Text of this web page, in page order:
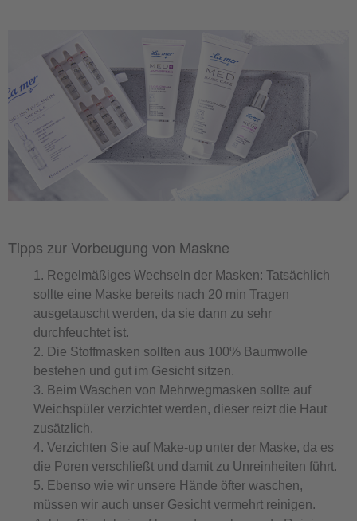
Tipps zur Vorbeugung von Maskne
Regelmäßiges Wechseln der Masken: Tatsächlich
sollte eine Maske bereits nach 20 min Tragen
ausgetauscht werden, da sie dann zu sehr
durchfeuchtet ist.
Die Stoffmasken sollten aus 100% Baumwolle
bestehen und gut im Gesicht sitzen.
Beim Waschen von Mehrwegmasken sollte auf
Weichspüler verzichtet werden, dieser reizt die Haut
zusätzlich.
Verzichten Sie auf Make-up unter der Maske, da es
die Poren verschließt und damit zu Unreinheiten führt.
Ebenso wie wir unsere Hände öfter waschen,
müssen wir auch unser Gesicht vermehrt reinigen.